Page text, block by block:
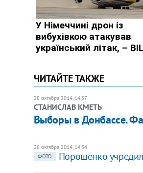
ЧИТАЙТЕ ТАКЖЕ
28 октября 2014, 14:57
СТАНИСЛАВ КМЕТЬ
Выборы в Донбассе.
28 октября 2014, 14:54
ФОТО
Порошенко